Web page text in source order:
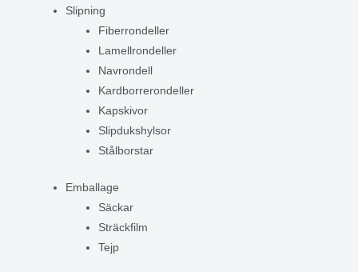
Slipning
Fiberrondeller
Lamellrondeller
Navrondell
Kardborrerondeller
Kapskivor
Slipdukshylsor
Stålborstar
Emballage
Säckar
Sträckfilm
Tejp